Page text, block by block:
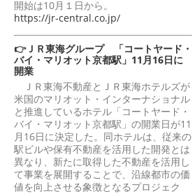
開始は10月１日から。
https://jr-central.co.jp/
👉ＪＲ東海グループ 「コートヤード・
バイ・マリオット京都駅」11月16日に
開業
ＪＲ東海不動産とＪＲ東海ホテルズが
米国のマリオット・インターナショナル
と推進しているホテル「コートヤード・
バイ・マリオット京都駅」の開業日が11
月16日に決定した。同ホテルは、従来の
駅ビルや保有不動産を活用した開発とは
異なり、新たに取得した不動産を活用し
て事業を展開することで、沿線都市の価
値を向上させる象徴となるプロジェク